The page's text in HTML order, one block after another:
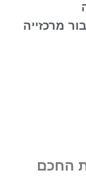
מרכזייה
החכם